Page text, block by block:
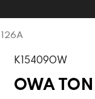
K15409OW
OWA